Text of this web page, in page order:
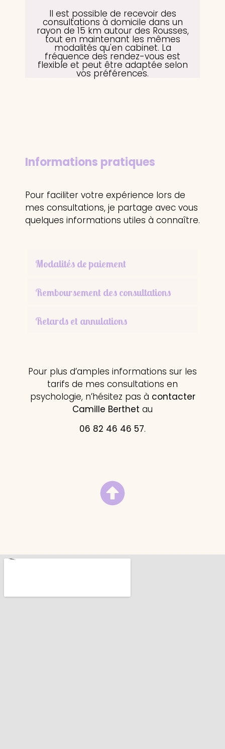
Il est possible de recevoir des
consultations à domicile dans un
rayon de 15 km autour des Rousses,
tout en maintenant les mêmes
modalités qu'en cabinet. La
fréquence des rendez-vous est
flexible et peut être adaptée selon
vos préférences.
Informations pratiques
Pour faciliter votre expérience lors de
mes consultations, je partage avec vous
quelques informations utiles à connaître.
Modalités de paiement
Remboursement des consultations
Retards et annulations
Pour plus d’amples informations sur les
tarifs de mes consultations en
psychologie, n’hésitez pas à contacter
Camille Berthet au
06 82 46 46 57.